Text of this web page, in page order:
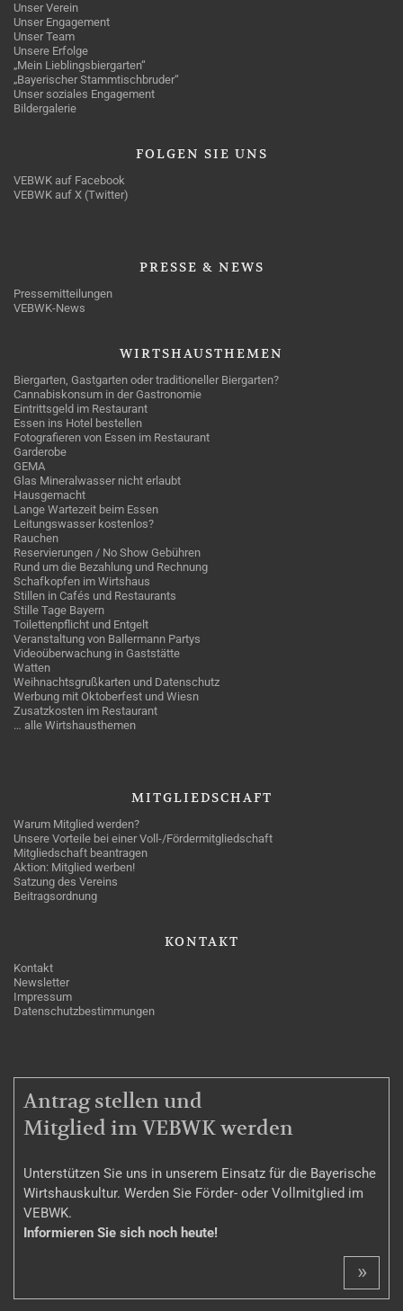
Unser Verein
Unser Engagement
Unser Team
Unsere Erfolge
„Mein Lieblingsbiergarten“
„Bayerischer Stammtischbruder“
Unser soziales Engagement
Bildergalerie
FOLGEN SIE UNS
VEBWK auf Facebook
VEBWK auf X (Twitter)
PRESSE & NEWS
Pressemitteilungen
VEBWK-News
WIRTSHAUSTHEMEN
Biergarten, Gastgarten oder traditioneller Biergarten?
Cannabiskonsum in der Gastronomie
Eintrittsgeld im Restaurant
Essen ins Hotel bestellen
Fotografieren von Essen im Restaurant
Garderobe
GEMA
Glas Mineralwasser nicht erlaubt
Hausgemacht
Lange Wartezeit beim Essen
Leitungswasser kostenlos?
Rauchen
Reservierungen / No Show Gebühren
Rund um die Bezahlung und Rechnung
Schafkopfen im Wirtshaus
Stillen in Cafés und Restaurants
Stille Tage Bayern
Toilettenpflicht und Entgelt
Veranstaltung von Ballermann Partys
Videoüberwachung in Gaststätte
Watten
Weihnachtsgrußkarten und Datenschutz
Werbung mit Oktoberfest und Wiesn
Zusatzkosten im Restaurant
… alle Wirtshausthemen
MITGLIEDSCHAFT
Warum Mitglied werden?
Unsere Vorteile bei einer Voll-/Fördermitgliedschaft
Mitgliedschaft beantragen
Aktion: Mitglied werben!
Satzung des Vereins
Beitragsordnung
KONTAKT
Kontakt
Newsletter
Impressum
Datenschutzbestimmungen
MITGLIEDSCHAFT
Antrag stellen und
Mitglied im VEBWK werden
Unterstützen Sie uns in unserem Einsatz für die Bayerische
Wirtshauskultur. Werden Sie Förder- oder Vollmitglied im
VEBWK.
Informieren Sie sich noch heute!
»